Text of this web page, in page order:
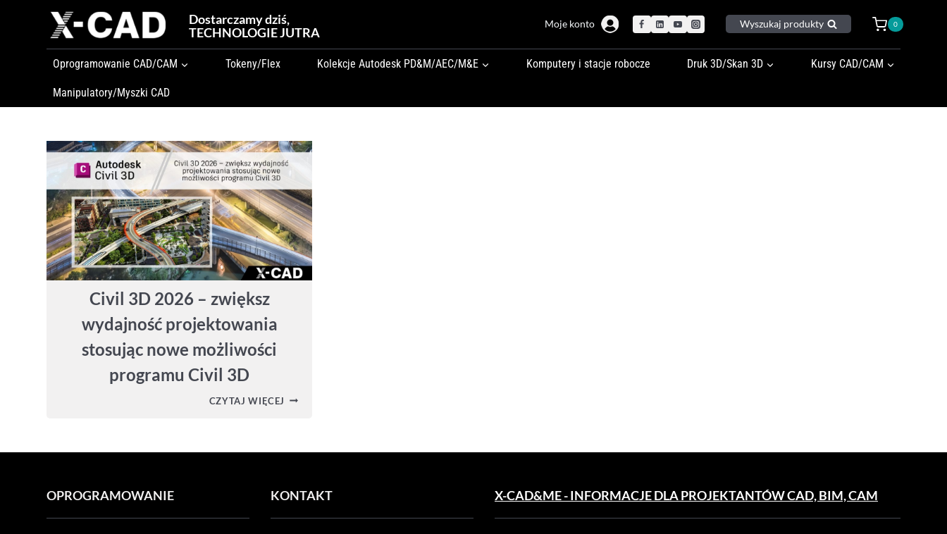
Dostarczamy dziś,
TECHNOLOGIE JUTRA
Moje konto Wyszukaj produkty 0
Oprogramowanie CAD/CAM Tokeny/Flex Kolekcje Autodesk PD&M/AEC/M&E Komputery i stacje robocze Druk 3D/Skan 3D Kursy CAD/CAM
Manipulatory/Myszki CAD
Civil 3D 2026 – zwiększ
wydajność projektowania
stosując nowe możliwości
programu Civil 3D
CZYTAJ WIĘCEJ CIVIL
NOWE
PROGRAMU
OPROGRAMOWANIE KONTAKT X-CAD&ME - INFORMACJE DLA PROJEKTANTÓW CAD, BIM, CAM